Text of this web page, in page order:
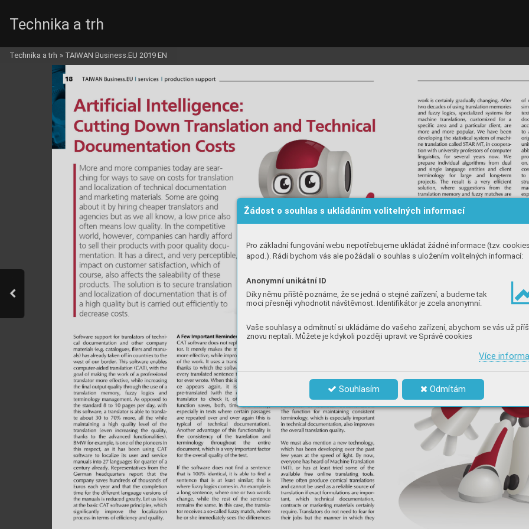
Žádost o souhlas s ukládáním volitelných informací
Pro základní fungování webu nepotřebujeme ukládat žádné informace (tzv.
apod.). Rádi bychom vás ale požádali o souhlas s uložením volitelných informací:
Anonymní unikátní ID
Díky němu příště poznáme, že se jedná o stejné zařízení, a budeme tak
moci přesněji vyhodnotit návštěvnost. Identifikátor je zcela anonymní.
Vaše souhlasy a odmítnutí si ukládáme do vašeho zařízení, abychom se vás už
znovu neptali. Můžete je kdykoli později upravit ve Správě cookies
Více
Souhlasím Odmítám
Technika a trh
Technika a trh » TAIWAN Business.EU 2019 EN